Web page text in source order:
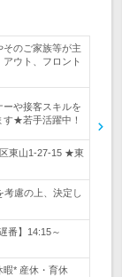
そのご家族等が主
ウト、フロント
ーや接客スキルを
★若手活躍中！
東山1-27-15 ★東
慮の上、決定し
番】14:15～
暇* 産休・育休